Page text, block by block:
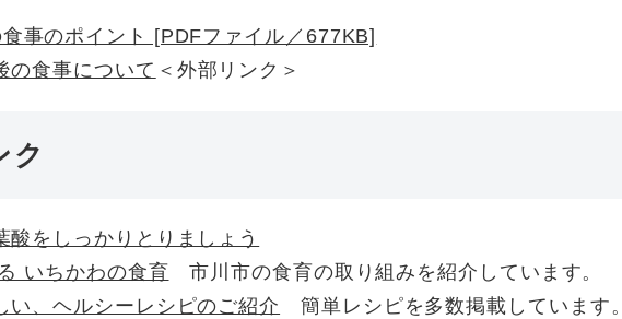
事のポイント [PDFファイル／677KB]
の食事について ＜外部リンク＞
ク
酸をしっかりとりましょう
いちかわの食育 市川市の食育の取り組みを紹介しています。
い、ヘルシーレシピのご紹介
簡単レシピを多数掲載しています。